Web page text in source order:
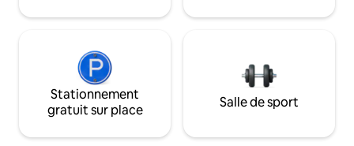
Stationnement
gratuit sur place
Salle de sport